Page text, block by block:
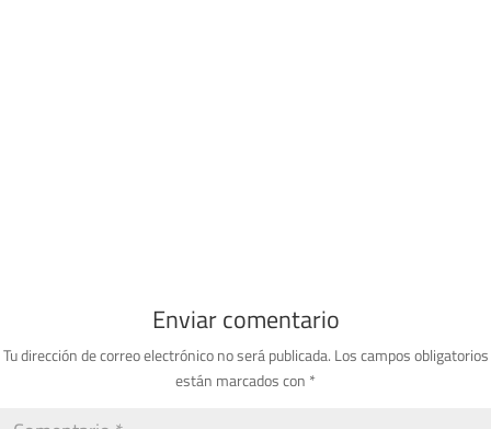
Enviar comentario
Tu dirección de correo electrónico no será publicada. Los campos obligatorios
están marcados con *